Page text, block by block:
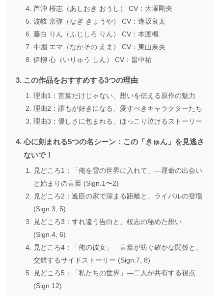
芦沖 桜志（あしおき おうし） CV：大塚剛央
波岐 京弥（なぎ きょうや） CV：逢坂良太
藤白 りん（ふじしろ りん） CV：本渡楓
中園 エマ（なかその えま） CV：東山奈央
伊柳 心（いりゅう しん） CV：畠中祐
この作品をおすすめする3つの理由
理由1：言葉だけじゃない、想いを伝える原作の魅力
理由2：誰もが好きになる、愛すべきキャラクターたち
理由3：優しさに包まれる、ほっこり泣けるストーリー
心に刻まれる5つの名シーン：この「きゅん」を見逃さ
ないで！
見どころ1：「俺を雪の世界に入れて」―運命の出会い
と始まりの言葉 (Sign.1〜2)
見どころ2：逸臣の家で深まる距離と、ライバルの登場
(Sign.3, 5)
見どころ3：すれ違う告白と、桜志の秘めた想い
(Sign.4, 6)
見どころ4：「俺の彼女」―言葉が紡ぐ確かな関係と、
交錯するサイドストーリー (Sign.7, 8)
見どころ5：「私たちの世界」―二人が共有する視点
(Sign.12)